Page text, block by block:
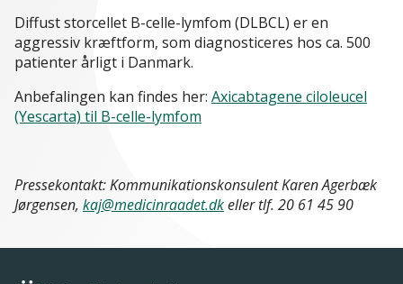
Diffust storcellet B-celle-lymfom (DLBCL) er en
aggressiv kræftform, som diagnosticeres hos ca. 500
patienter årligt i Danmark.
Anbefalingen kan findes her: Axicabtagene ciloleucel
(Yescarta) til B-celle-lymfom
Pressekontakt: Kommunikationskonsulent Karen Agerbæk
Jørgensen, kaj@medicinraadet.dkeller tlf. 20 61 45 90